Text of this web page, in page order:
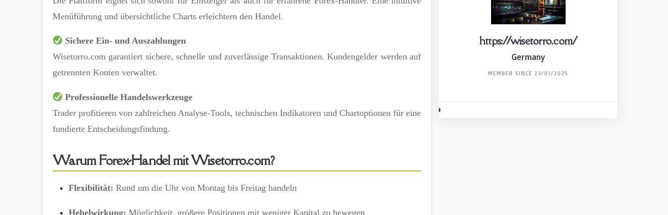
Menüführung und übersichtliche Charts erleichtern den Handel.
Sichere Ein- und Auszahlungen
Wisetorro.com garantiert sichere, schnelle und zuverlässige Transaktionen. Kundengelder werden auf
getrennten Konten verwaltet.
Professionelle Handelswerkzeuge
Trader profitieren von zahlreichen Analyse-Tools, technischen Indikatoren und Chartoptionen für eine
fundierte Entscheidungsfindung.
Warum Forex-Handel mit Wisetorro.com?
Flexibilität: Rund um die Uhr von Montag bis Freitag handeln
Hebelwirkung: Möglichkeit, größere Positionen mit weniger Kapital zu bewegen
https://wisetorro.com/
Germany
MEMBER SINCE 23/01/2025